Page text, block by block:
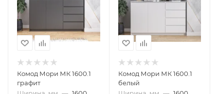
Комод Мори МК 1600.1
графит
Комод Мори МК 1600.1
белый